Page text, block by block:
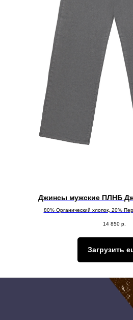
Джинсы мужские ПЛНБ
80% Органический хлопок, 20%
14 850 р.
Загрузить